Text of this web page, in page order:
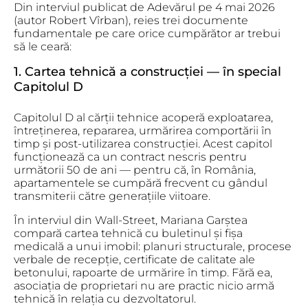
Din interviul publicat de Adevărul pe 4 mai 2026
(autor Robert Vîrban), reies trei documente
fundamentale pe care orice cumpărător ar trebui
să le ceară:
1. Cartea tehnică a construcției — în special
Capitolul D
Capitolul D al cărții tehnice acoperă exploatarea,
întreținerea, repararea, urmărirea comportării în
timp și post-utilizarea construcției. Acest capitol
funcționează ca un contract nescris pentru
următorii 50 de ani — pentru că, în România,
apartamentele se cumpără frecvent cu gândul
transmiterii către generațiile viitoare.
În interviul din Wall-Street, Mariana Garștea
compară cartea tehnică cu buletinul și fișa
medicală a unui imobil: planuri structurale, procese
verbale de recepție, certificate de calitate ale
betonului, rapoarte de urmărire în timp. Fără ea,
asociația de proprietari nu are practic nicio armă
tehnică în relația cu dezvoltatorul.